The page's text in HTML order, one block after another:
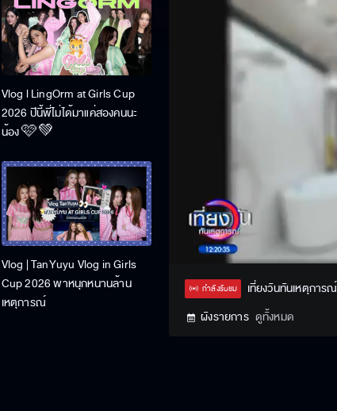
Vlog l LingOrm at Girls Cup
2026 ปีนี้พี่ไม่ได้มาแค่สองคนนะ
น้อง 🩷💚
Vlog | TanYuyu Vlog in Girls
Cup 2026 พาหนุกหนานล้าน
เหตุการณ์
Unmute Stream
Type
กำลังรับชม
เที่ยงวันทันเหตุการณ์
ผังรายการ ดูทั้งหมด